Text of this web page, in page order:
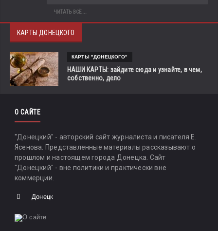
ЧИТАТЬ ВСЁ...
КАРТЫ ДОНЕЦКОГО
КАРТЫ "ДОНЕЦКОГО"
НАШИ КАРТЫ: зайдите сюда и узнайте, в чем,
собственно, дело
О САЙТЕ
"Донецкий" - авторский сайт журналиста и писателя Е.
Ясенова. Представленные материалы рассказывают о
прошлом и настоящем города Донецка. Сайт
"Донецкий" - вне политики и практически вне
коммерции.
Донецк